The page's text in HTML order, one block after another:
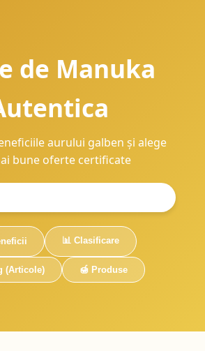
de Manuka
aurului galben și alege
bune oferte certificate
📊 Clasificare
(Articole) 🍯 Produse